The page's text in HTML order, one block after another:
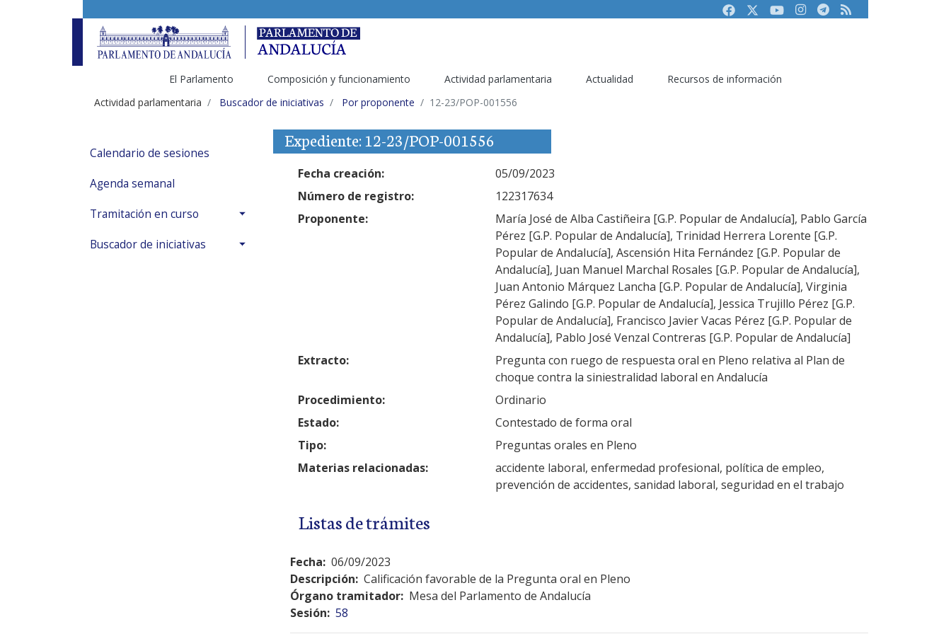
FacebookTwitterYoutubeInstagram
Telegram
RSS
El Parlamento Composición y funcionamiento Actividad parlamentaria Actualidad
Recursos de información
Actividad parlamentaria
Buscador de iniciativas Por proponente 12-23/POP-001556
Calendario de sesiones
Agenda semanal
Tramitación en curso
Buscador de iniciativas
Expediente: 12-23/POP-001556
Fecha creación:
05/09/2023
Número de registro:
122317634
Proponente:
María José de Alba Castiñeira [G.P. Popular de Andalucía], Pablo García
Pérez [G.P. Popular de Andalucía], Trinidad Herrera Lorente [G.P.
Popular de Andalucía], Ascensión Hita Fernández [G.P. Popular de
Andalucía], Juan Manuel Marchal Rosales [G.P. Popular de Andalucía],
Juan Antonio Márquez Lancha [G.P. Popular de Andalucía], Virginia
Pérez Galindo [G.P. Popular de Andalucía], Jessica Trujillo Pérez [G.P.
Popular de Andalucía], Francisco Javier Vacas Pérez [G.P. Popular de
Andalucía], Pablo José Venzal Contreras [G.P. Popular de Andalucía]
Extracto:
Pregunta con ruego de respuesta oral en Pleno relativa al Plan de
choque contra la siniestralidad laboral en Andalucía
Procedimiento:
Ordinario
Estado:
Contestado de forma oral
Tipo:
Preguntas orales en Pleno
Materias relacionadas:
accidente laboral, enfermedad profesional, política de empleo,
prevención de accidentes, sanidad laboral, seguridad en el trabajo
Listas de trámites
Fecha: 06/09/2023
Descripción: Calificación favorable de la Pregunta oral en Pleno
Órgano tramitador: Mesa del Parlamento de Andalucía
Sesión: 58